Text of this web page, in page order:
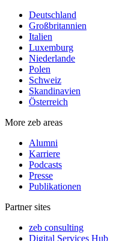
Deutschland
Großbritannien
Italien
Luxemburg
Niederlande
Polen
Schweiz
Skandinavien
Österreich
More zeb areas
Alumni
Karriere
Podcasts
Presse
Publikationen
Partner sites
zeb consulting
Digital Services Hub